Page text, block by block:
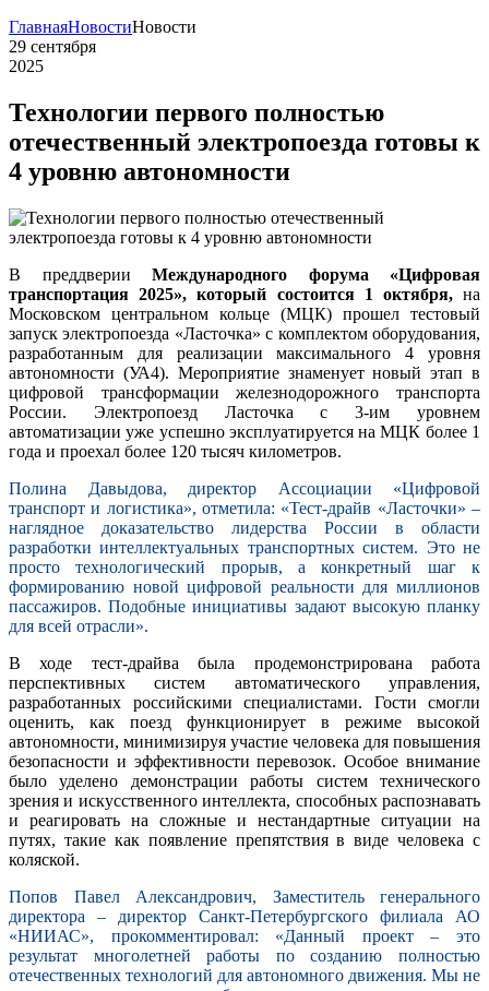
ГлавнаяНовостиНовости
29 сентября
2025
Технологии первого полностью
отечественный электропоезда готовы к
4 уровню автономности
В преддверии Международного форума «Цифровая
транспортация 2025», который состоится 1 октября,на
Московском центральном кольце (МЦК) прошел тестовый
запуск электропоезда «Ласточка» с комплектом оборудования,
разработанным для реализации максимального 4 уровня
автономности (УА4). Мероприятие знаменует новый этап в
цифровой трансформации железнодорожного транспорта
России. Электропоезд Ласточка с 3-им уровнем
автоматизации уже успешно эксплуатируется на МЦК более 1
года и проехал более 120 тысяч километров.
Полина Давыдова, директор Ассоциации «Цифровой
транспорт и логистика», отметила: «Тест-драйв «Ласточки» –
наглядное доказательство лидерства России в области
разработки интеллектуальных транспортных систем. Это не
просто технологический прорыв, а конкретный шаг к
формированию новой цифровой реальности для миллионов
пассажиров. Подобные инициативы задают высокую планку
для всей отрасли».
В ходе тест-драйва была продемонстрирована работа
перспективных систем автоматического управления,
разработанных российскими специалистами. Гости смогли
оценить, как поезд функционирует в режиме высокой
автономности, минимизируя участие человека для повышения
безопасности и эффективности перевозок. Особое внимание
было уделено демонстрации работы систем технического
зрения и искусственного интеллекта, способных распознавать
и реагировать на сложные и нестандартные ситуации на
путях, такие как появление препятствия в виде человека с
коляской.
Попов Павел Александрович, Заместитель генерального
директора – директор Санкт-Петербургского филиала АО
«НИИАС», прокомментировал: «Данный проект – это
результат многолетней работы по созданию полностью
отечественных технологий для автономного движения. Мы не